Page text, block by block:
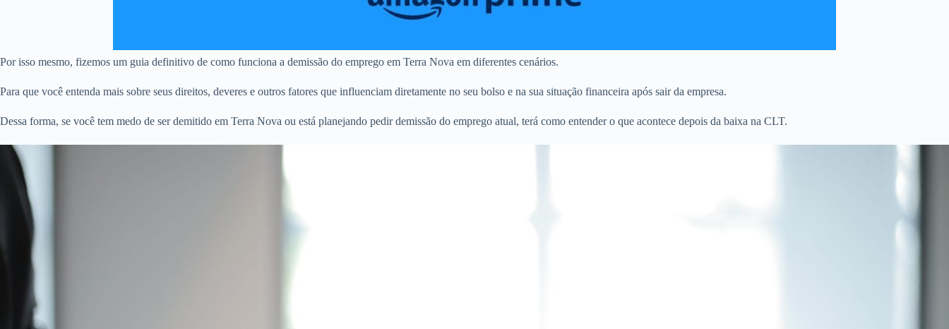
Por isso mesmo, fizemos um guia definitivo de como funciona a demissão do emprego em Terra Nova em diferentes cenários.
Para que você entenda mais sobre seus direitos, deveres e outros fatores que influenciam diretamente no seu bolso e na sua situação financeira após sair da empresa.
Dessa forma, se você tem medo de ser demitido em Terra Nova ou está planejando pedir demissão do emprego atual, terá como entender o que acontece depois da baixa na CLT.